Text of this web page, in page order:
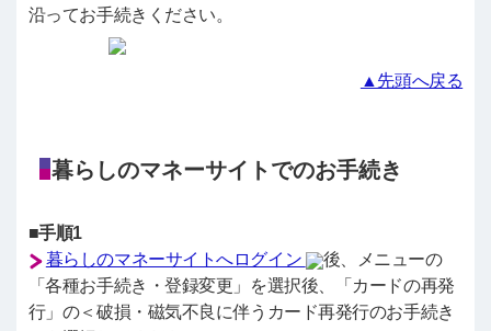
沿ってお手続きください。
▲先頭へ戻る
暮らしのマネーサイトでのお手続き
■手順1
暮らしのマネーサイトへログイン
後、メニューの
「各種お手続き・登録変更」を選択後、「カードの再発
行」の＜破損・磁気不良に伴うカード再発行のお手続き